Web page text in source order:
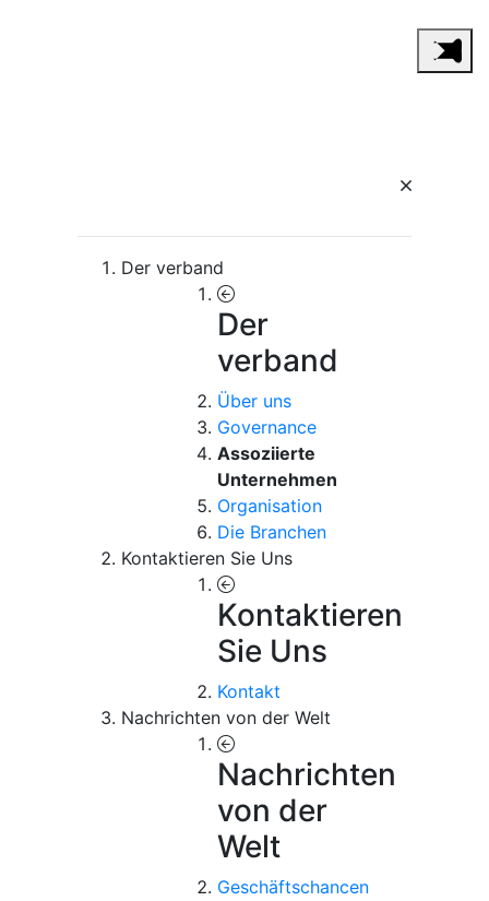
Der verband
Der
verband
Über uns
Governance
Assoziierte
Unternehmen
Organisation
Die Branchen
Kontaktieren Sie Uns
Kontaktieren
Sie Uns
Kontakt
Nachrichten von der Welt
Nachrichten
von der
Welt
Geschäftschancen